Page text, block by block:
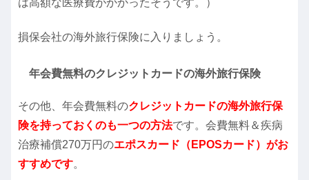
損保会社の海外旅行保険に入りましょう。
年会費無料のクレジットカードの海外旅行保険
その他、年会費無料のクレジットカードの海外旅行保
険を持っておくのも一つの方法です。会費無料＆疾病
治療補償270万円のエポスカード（EPOSカード）がお
すすめです。